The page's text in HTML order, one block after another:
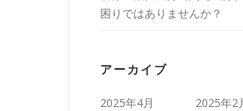
困りではありませんか？
アーカイブ
2025年4月
2025年2